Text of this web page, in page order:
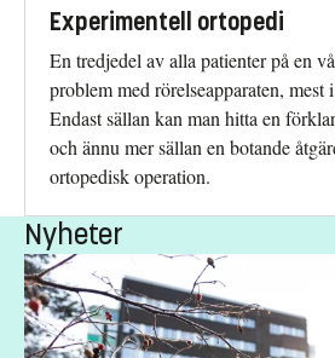
Experimentell ortopedi
En tredjedel av alla patienter på en
problem med rörelseapparaten, mest
Endast sällan kan man hitta en
och ännu mer sällan en botande
ortopedisk operation.
Nyheter